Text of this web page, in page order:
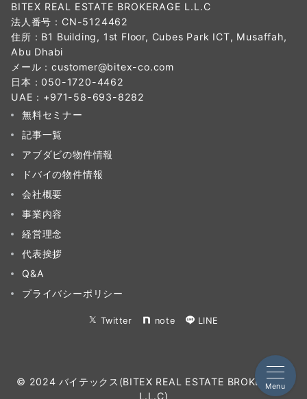
BITEX REAL ESTATE BROKERAGE L.L.C
法人番号：CN-5124462
住所：B1 Building, 1st Floor, Cubes Park ICT, Musaffah,
Abu Dhabi
メール：customer@bitex-co.com
日本： 050-1720-4462
UAE： +971-58-693-8282‬
無料セミナー
記事一覧
アブダビの物件情報
ドバイの物件情報
会社概要
事業内容
経営理念
代表挨拶
Q&A
プライバシーポリシー
Twitter note LINE
© 2024 バイテックス(BITEX REAL ESTATE BROKERAGE
L.L.C)
Menu